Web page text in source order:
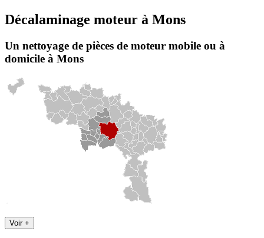
Décalaminage moteur à Mons
Un nettoyage de pièces de moteur mobile ou à
domicile à Mons
Voir +